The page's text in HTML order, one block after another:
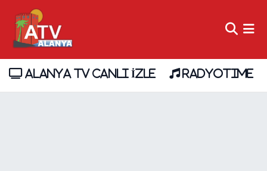
ALANYA TV CANLI İZLE RADYOTIME